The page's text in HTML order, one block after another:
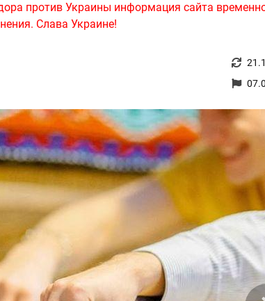
против Украины информация сайта
Слава Украине!